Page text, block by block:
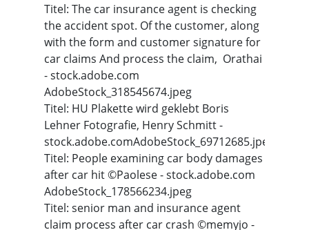
Titel: The car insurance agent is checking
the accident spot. Of the customer, along
with the form and customer signature for
car claims And process the claim, Orathai
- stock.adobe.com
AdobeStock_318545674.jpeg
Titel: HU Plakette wird geklebt Boris
Lehner Fotografie, Henry Schmitt -
stock.adobe.comAdobeStock_69712685.jpeg
Titel: People examining car body damages
after car hit ©Paolese - stock.adobe.com
AdobeStock_178566234.jpeg
Titel: senior man and insurance agent
claim process after car crash ©memyjo -